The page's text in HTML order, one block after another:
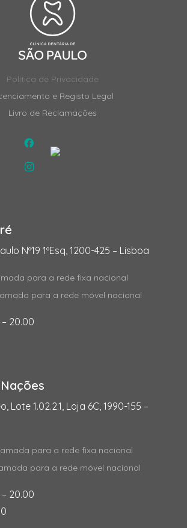
Política de Privacidade
e Registo Legal
Livro de Reclamações
Nº19 1ºEsq, 1200-425 – Lisboa
para a rede fixa nacional
para a rede móvel nacional
– 20.00
Lote 1.02.2.1, Loja 6C, 1990-155 –
para a rede fixa nacional
para a rede móvel nacional
– 20.00